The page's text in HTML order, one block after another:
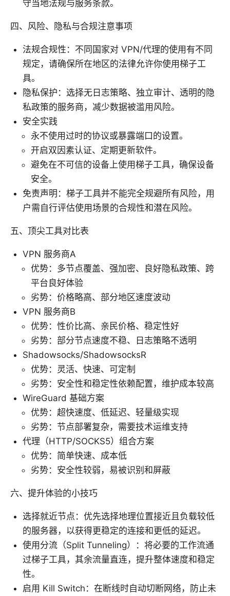
守当地法规与服务条款。
四、风险、隐私与合规注意事项
法规合规性：不同国家对 VPN/代理的使用有不同
规定，请确保所在地区的法律允许你使用梯子工
具。
隐私保护：选择无日志策略、独立审计、透明的隐
私政策的服务商，减少数据被滥用风险。
安全实践
永不使用过时的协议或暴露端口的设置。
开启双因素认证、定期更新软件。
避免在不可信的设备上使用梯子工具，确保设备
安全。
免责声明：梯子工具并不能完全规避所有风险，用
户需自行评估使用场景的合规性和潜在风险。
五、顶尖工具对比表
VPN 服务商A
优势：多节点覆盖、强加密、良好隐私政策、跨
平台良好体验
劣势：价格略高、部分地区速度波动
VPN 服务商B
优势：性价比高、亲民价格、稳定性好
劣势：部分节点速度不稳、日志策略不透明
Shadowsocks/ShadowsocksR
优势：灵活、快速、可定制
劣势：安全性和稳定性依赖配置，维护成本较高
WireGuard 基础方案
优势：超快速度、低延迟、轻量级实现
劣势：节点部署复杂，需要技术运维支持
代理（HTTP/SOCKS5）组合方案
优势：简单快速、成本低
劣势：安全性较弱，易被识别和屏蔽
六、提升体验的小技巧
选择就近节点：优先选择地理位置接近且负载较低
的服务器，以获得更稳定的连接和更低的延迟。
使用分流（Split Tunneling）：将必要的工作流通
过梯子工具，其余流量直连，提升整体速度和稳定
性。
启用 Kill Switch：在断线时自动切断网络，防止未